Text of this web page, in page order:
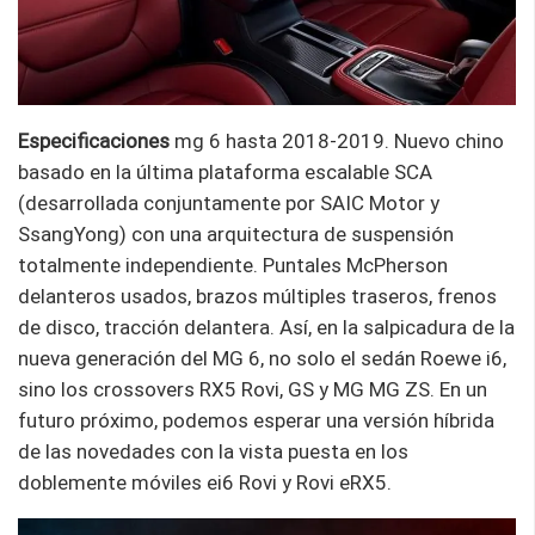
Especificaciones mg 6 hasta 2018-2019. Nuevo chino
basado en la última plataforma escalable SCA
(desarrollada conjuntamente por SAIC Motor y
SsangYong) con una arquitectura de suspensión
totalmente independiente. Puntales McPherson
delanteros usados, brazos múltiples traseros, frenos
de disco, tracción delantera. Así, en la salpicadura de la
nueva generación del MG 6, no solo el sedán Roewe i6,
sino los crossovers RX5 Rovi, GS y MG MG ZS. En un
futuro próximo, podemos esperar una versión híbrida
de las novedades con la vista puesta en los
doblemente móviles ei6 Rovi y Rovi eRX5.